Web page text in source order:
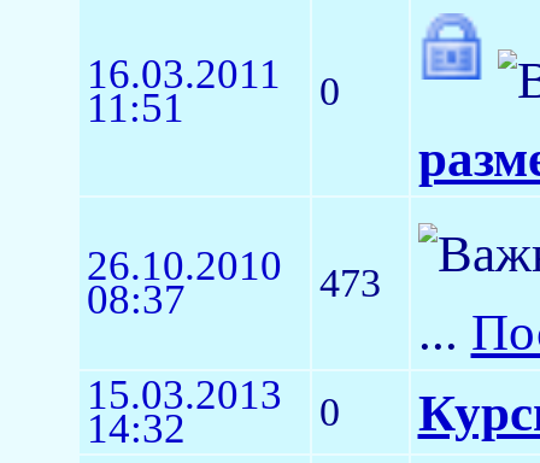
16.03.2011
11:51 0
26.10.2010
08:37 473
...
15.03.2013
14:32 0